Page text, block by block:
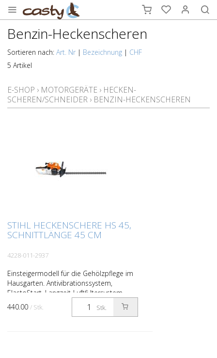
Benzin-Heckenscheren
Sortieren nach: Art. Nr | Bezeichnung | CHF
5 Artikel
E-SHOP › MOTORGERÄTE › HECKEN-
SCHEREN/SCHNEIDER › BENZIN-HECKENSCHEREN
STIHL HECKENSCHERE HS 45,
SCHNITTLÄNGE 45 CM
4228-011-2937
Einsteigermodell für die Gehölzpflege im
Hausgarten. Antivibrationssystem,
ElastoStart, Langzeit-Luftfi ltersystem,
einseitig geschliffene Messer, integrierter
Schnittsch...
Stk.
440.00 / Stk.